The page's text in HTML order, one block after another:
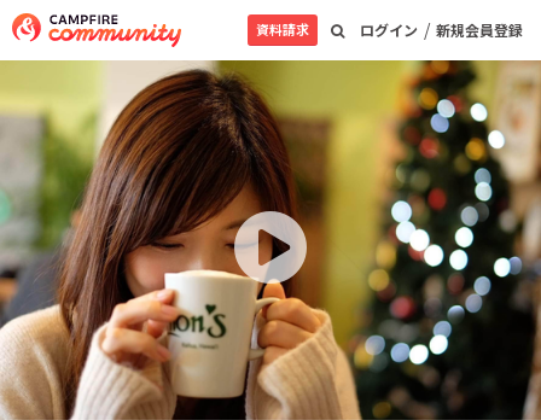
ログイン / 新規会員登録
資料請求